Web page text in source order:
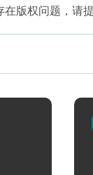
在版权问题，请